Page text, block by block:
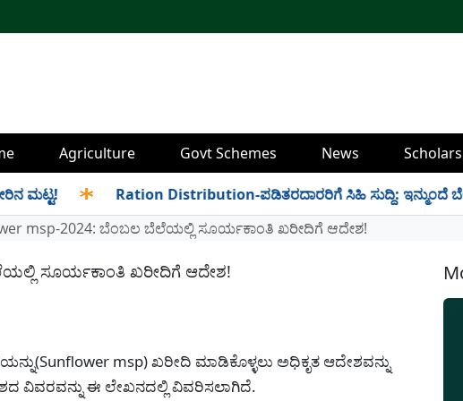
Agriculture Govt Schemes News
✱ Ration Distribution-ಪಡಿತರದಾರರಿಗೆ ಸಿಹಿ ಸುದ್ದಿ: ಇನ್ಮುಂದೆ ಬೆಳಿಗ್ಗೆ
msp-2024: ಬೆಂಬಲ ಬೆಲೆಯಲ್ಲಿ ಸೂರ್ಯಕಾಂತಿ ಖರೀದಿಗೆ ಆದೇಶ!
ಸೂರ್ಯಕಾಂತಿ ಖರೀದಿಗೆ ಆದೇಶ!
msp) ಖರೀದಿ ಮಾಡಿಕೊಳ್ಳಲು ಅಧಿಕೃತ ಆದೇಶವನ್ನು
ವಿವರವನ್ನು ಈ ಲೇಖನದಲ್ಲಿ ವಿವರಿಸಲಾಗಿದೆ.